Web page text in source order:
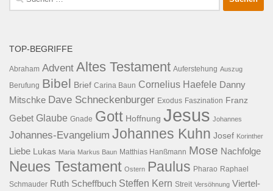
nach:
TOP-BEGRIFFE
Abraham Advent Altes Testament Auferstehung Auszug
Berufung Bibel Brief Carina Baun Cornelius Haefele Danny
Mitschke Dave Schneckenburger Exodus Faszination Franz
Gebet Glaube Gnade Gott Hoffnung Jesus Johannes
Johannes-Evangelium Johannes Kuhn Josef Korinther
Liebe Lukas Maria Markus Baun Matthias Hanßmann Mose Nachfolge
Neues Testament Ostern Paulus Pharao Raphael
Schmauder Ruth Scheffbuch Steffen Kern Streit Versöhnung Viertel-